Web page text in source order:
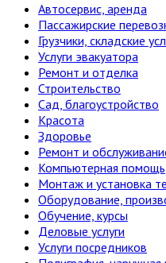
Автосервис, аренда
Пассажирские
Грузчики, складские
Услуги эвакуатора
Ремонт и отделка
Строительство
Сад, благоустройство
Красота
Здоровье
Ремонт и
Компьютерная помощь
Монтаж и установка
Оборудование,
Обучение, курсы
Деловые услуги
Услуги посредников